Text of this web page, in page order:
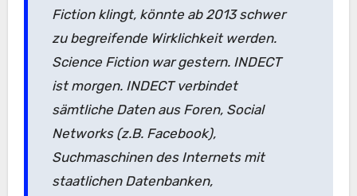
Fiction klingt, könnte ab 2013 schwer
zu begreifende Wirklichkeit werden.
Science Fiction war gestern. INDECT
ist morgen. INDECT verbindet
sämtliche Daten aus Foren, Social
Networks (z.B. Facebook),
Suchmaschinen des Internets mit
staatlichen Datenbanken,